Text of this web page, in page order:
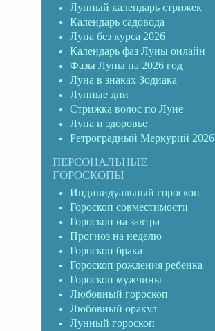
Лунный календарь стрижек
Календарь садовода
Луна без курса 2026
Календарь фаз Луны онлайн
Фазы Луны на 2026 год
Луна в знаках Зодиака
Лунные дни
Стрижка волос по Луне
Луна и здоровье
Ретроградный Меркурий 2026
ПЕРСОНАЛЬНЫЕ
ГОРОСКОПЫ
Индивидуальный гороскоп
Гороскоп совместимости
Гороскоп на завтра
Прогноз на неделю
Гороскоп брака
Гороскоп рождения ребенка
Гороскоп мужчины
Любовный гороскоп
Любовный оракул
Лунный гороскоп